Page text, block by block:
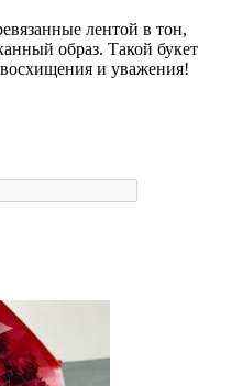
лентой в тон,
образ. Такой букет
и уважения!